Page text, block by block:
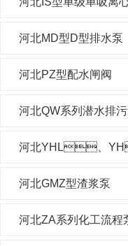
河北MD型D型排水泵
河北PZ型配水闸阀
河北QW系列潜水排
河北YHL、
河北GMZ型渣浆泵
河北ZA系列化工流程